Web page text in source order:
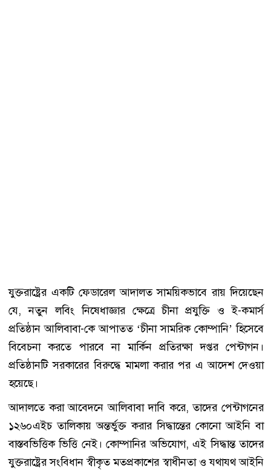
যুক্তরাষ্ট্রের একটি ফেডারেল আদালত সাময়িকভাবে রায় দিয়েছেন
যে, নতুন লবিং নিষেধাজ্ঞার ক্ষেত্রে চীনা প্রযুক্তি ও ই-কমার্স
প্রতিষ্ঠান আলিবাবা-কে আপাতত ‘চীনা সামরিক কোম্পানি’ হিসেবে
বিবেচনা করতে পারবে না মার্কিন প্রতিরক্ষা দপ্তর পেন্টাগন।
প্রতিষ্ঠানটি সরকারের বিরুদ্ধে মামলা করার পর এ আদেশ দেওয়া
হয়েছে।
আদালতে করা আবেদনে আলিবাবা দাবি করে, তাদের পেন্টাগনের
১২৬০এইচ তালিকায় অন্তর্ভুক্ত করার সিদ্ধান্তের কোনো আইনি বা
বাস্তবভিত্তিক ভিত্তি নেই। কোম্পানির অভিযোগ, এই সিদ্ধান্ত তাদের
যুক্তরাষ্ট্রের সংবিধান স্বীকৃত মতপ্রকাশের স্বাধীনতা ও যথাযথ আইনি